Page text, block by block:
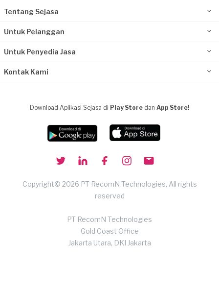
Tentang Sejasa
Untuk Pelanggan
Untuk Penyedia Jasa
Kontak Kami
Download Aplikasi Sejasa di Play Store dan App Store!
Copyright© 2026 PT RecomN Technologies, All rights
reserved
PT RecomN Technologies
Gold Coast Office
Jakarta Utara, DKI Jakarta